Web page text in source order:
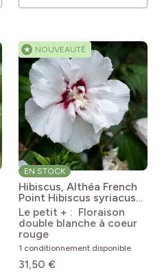
★ NOUVEAUTÉ
EN STOCK
Hibiscus, Althéa French
Point Hibiscus syriacus
French point
Le petit + : Floraison
double blanche à coeur
rouge
1 conditionnement disponible
31,50 €